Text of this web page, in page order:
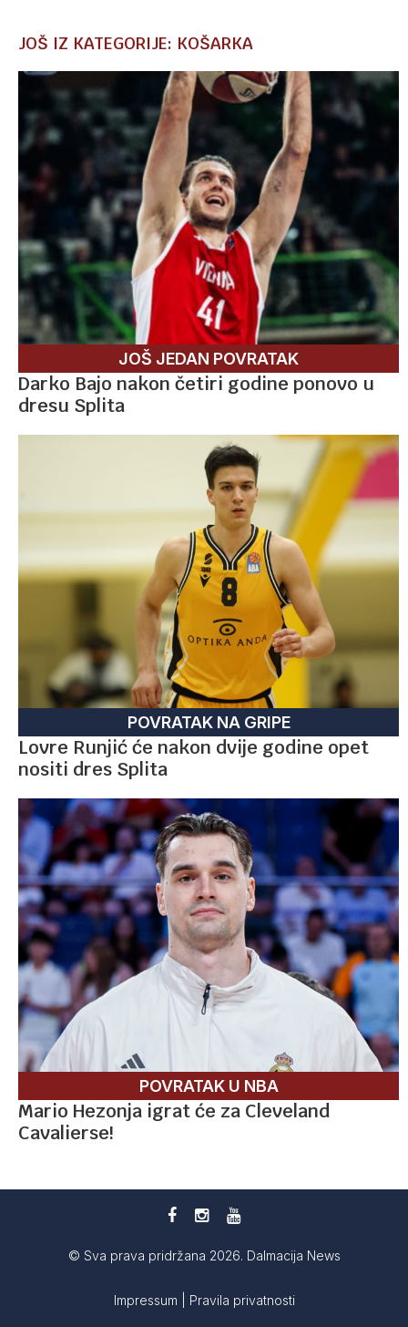
JOŠ IZ KATEGORIJE: KOŠARKA
JOŠ JEDAN POVRATAK
Darko Bajo nakon četiri godine ponovo u
dresu Splita
POVRATAK NA GRIPE
Lovre Runjić će nakon dvije godine opet
nositi dres Splita
POVRATAK U NBA
Mario Hezonja igrat će za Cleveland
Cavalierse!
© Sva prava pridržana 2026. Dalmacija News
Impressum Pravila privatnosti